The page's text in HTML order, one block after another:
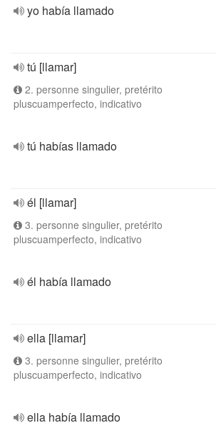
yo había llamado
tú [llamar]
2. personne singulier, pretérito
pluscuamperfecto, indicativo
tú habías llamado
él [llamar]
3. personne singulier, pretérito
pluscuamperfecto, indicativo
él había llamado
ella [llamar]
3. personne singulier, pretérito
pluscuamperfecto, indicativo
ella había llamado